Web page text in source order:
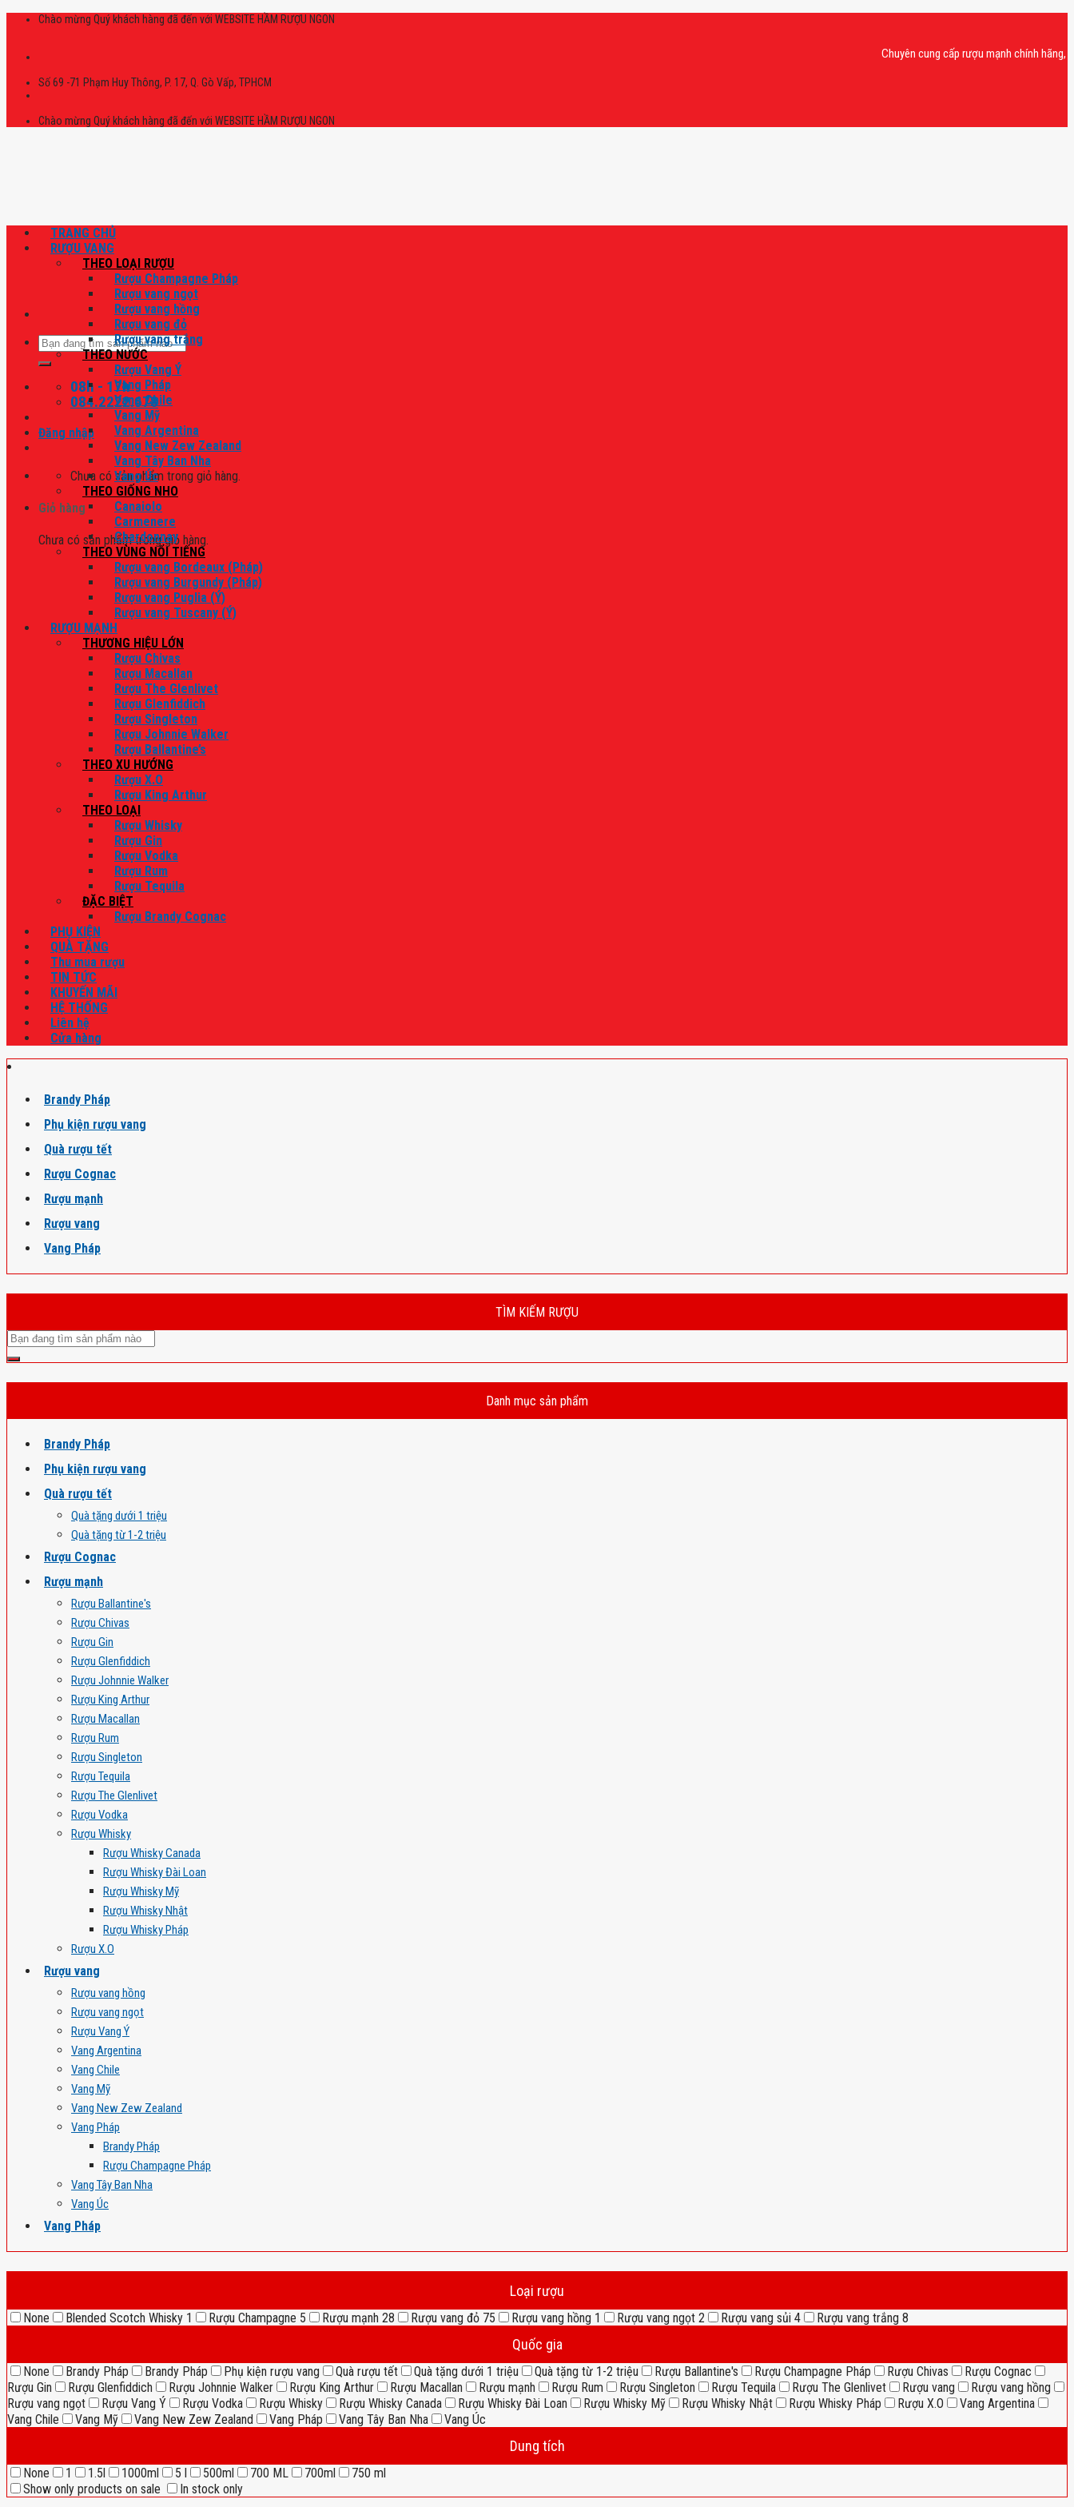
Skip
Chào mừng Quý khách hàng đã đến với WEBSITE HẦM RƯỢU NGON
Chuyên cung cấp rượu mạnh chính hãng, rượu
Số 69 -71 Phạm Huy Thông, P. 17, Q. Gò Vấp, TPHCM
Chào mừng Quý khách hàng đã đến với WEBSITE HẦM RƯỢU NGON
Tìm
kiếm:
08h - 17h
084.2222.678
Đăng nhập
Chưa có sản phẩm trong giỏ hàng.
Giỏ hàng
Chưa có sản phẩm trong giỏ hàng.
TRANG CHỦ
RƯỢU VANG
THEO LOẠI RƯỢU
Rượu Champagne Pháp
Rượu vang ngọt
Rượu vang hồng
Rượu vang đỏ
Rượu vang trắng
THEO NƯỚC
Rượu Vang Ý
Vang Pháp
Vang Chile
Vang Mỹ
Vang Argentina
Vang New Zew Zealand
Vang Tây Ban Nha
Vang Úc
THEO GIỐNG NHO
Canaiolo
Carmenere
Chardonnay
THEO VÙNG NỔI TIẾNG
Rượu vang Bordeaux (Pháp)
Rượu vang Burgundy (Pháp)
Rượu vang Puglia (Ý)
Rượu vang Tuscany (Ý)
RƯỢU MẠNH
THƯƠNG HIỆU LỚN
Rượu Chivas
Rượu Macallan
Rượu The Glenlivet
Rượu Glenfiddich
Rượu Singleton
Rượu Johnnie Walker
Rượu Ballantine’s
THEO XU HƯỚNG
Rượu X.O
Rượu King Arthur
THEO LOẠI
Rượu Whisky
Rượu Gin
Rượu Vodka
Rượu Rum
Rượu Tequila
ĐẶC BIỆT
Rượu Brandy Cognac
PHỤ KIỆN
QUÀ TẶNG
Thu mua rượu
TIN TỨC
KHUYẾN MÃI
HỆ THỐNG
Liên hệ
Cửa hàng
Brandy Pháp
Phụ kiện rượu vang
Quà rượu tết
Rượu Cognac
Rượu mạnh
Rượu vang
Vang Pháp
TÌM KIẾM RƯỢU
Danh mục sản phẩm
Brandy Pháp
Phụ kiện rượu vang
Quà rượu tết
Quà tặng dưới 1 triệu
Quà tặng từ 1-2 triệu
Rượu Cognac
Rượu mạnh
Rượu Ballantine's
Rượu Chivas
Rượu Gin
Rượu Glenfiddich
Rượu Johnnie Walker
Rượu King Arthur
Rượu Macallan
Rượu Rum
Rượu Singleton
Rượu Tequila
Rượu The Glenlivet
Rượu Vodka
Rượu Whisky
Rượu Whisky Canada
Rượu Whisky Đài Loan
Rượu Whisky Mỹ
Rượu Whisky Nhật
Rượu Whisky Pháp
Rượu X.O
Rượu vang
Rượu vang hồng
Rượu vang ngọt
Rượu Vang Ý
Vang Argentina
Vang Chile
Vang Mỹ
Vang New Zew Zealand
Vang Pháp
Brandy Pháp
Rượu Champagne Pháp
Vang Tây Ban Nha
Vang Úc
Vang Pháp
Loại rượu
None Blended Scotch Whisky 1 Rượu Champagne 5 Rượu mạnh 28 Rượu vang đỏ 75 Rượu vang hồng 1 Rượu vang ngọt 2 Rượu vang sủi 4 Rượu vang trắng 8
Quốc gia
None Brandy Pháp Brandy Pháp Phụ kiện rượu vang Quà rượu tết Quà tặng dưới 1 triệu Quà tặng từ 1-2 triệu Rượu Ballantine's Rượu Champagne Pháp Rượu Chivas
Rượu Cognac
Rượu Gin
Rượu Glenfiddich Rượu Johnnie Walker Rượu King Arthur Rượu Macallan Rượu mạnh Rượu Rum Rượu Singleton Rượu Tequila Rượu The Glenlivet Rượu vang
Rượu vang hồng
Rượu vang ngọt
Rượu Vang Ý Rượu Vodka Rượu Whisky Rượu Whisky Canada Rượu Whisky Đài Loan Rượu Whisky Mỹ Rượu Whisky Nhật Rượu Whisky Pháp Rượu X.O
Vang Argentina
Vang Chile
Vang Mỹ Vang New Zew Zealand Vang Pháp Vang Tây Ban Nha Vang Úc
Dung tích
None 1 1.5l 1000ml 5 l 500ml 700 ML 700ml
750 ml
Show only products on sale
In stock only